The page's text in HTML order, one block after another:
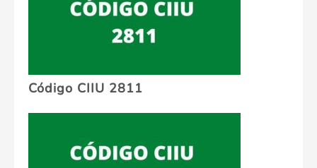
Código CIIU 2811